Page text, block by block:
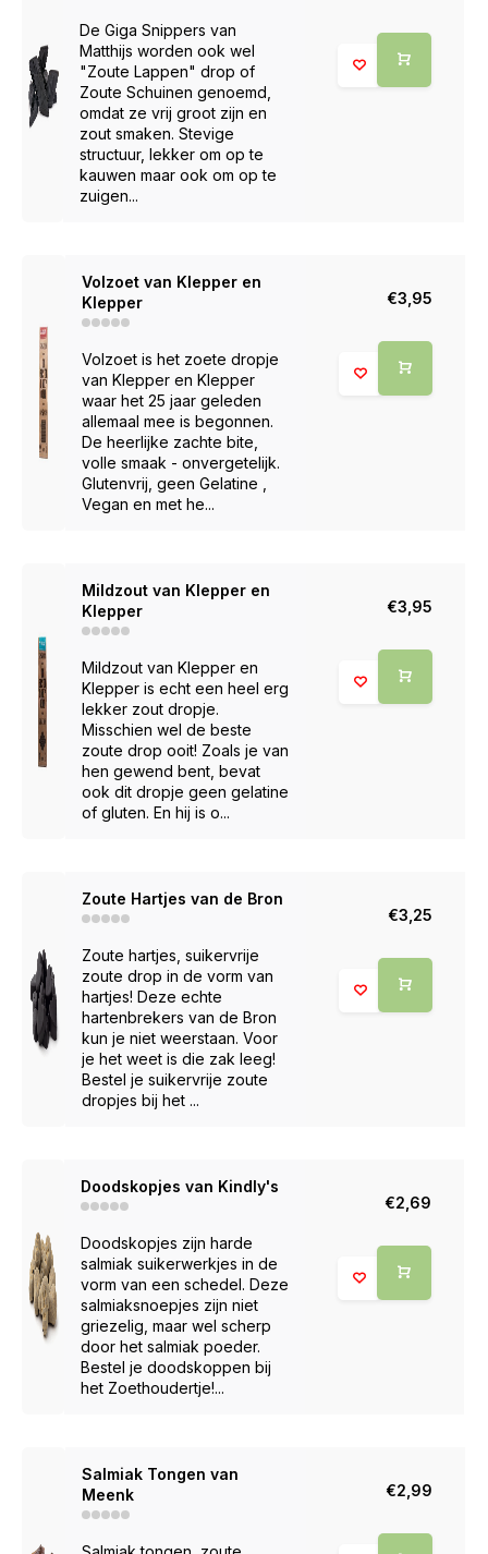
De Giga Snippers van
Matthijs worden ook wel
"Zoute Lappen" drop of
Zoute Schuinen genoemd,
omdat ze vrij groot zijn en
zout smaken. Stevige
structuur, lekker om op te
kauwen maar ook om op te
zuigen...
Volzoet van Klepper en
Klepper
Volzoet is het zoete dropje
van Klepper en Klepper
waar het 25 jaar geleden
allemaal mee is begonnen.
De heerlijke zachte bite,
volle smaak - onvergetelijk.
Glutenvrij, geen Gelatine ,
Vegan en met he...
€3,95
Mildzout van Klepper en
Klepper
Mildzout van Klepper en
Klepper is echt een heel erg
lekker zout dropje.
Misschien wel de beste
zoute drop ooit! Zoals je van
hen gewend bent, bevat
ook dit dropje geen gelatine
of gluten. En hij is o...
€3,95
Zoute Hartjes van de Bron
Zoute hartjes, suikervrije
zoute drop in de vorm van
hartjes! Deze echte
hartenbrekers van de Bron
kun je niet weerstaan. Voor
je het weet is die zak leeg!
Bestel je suikervrije zoute
dropjes bij het ...
€3,25
Doodskopjes van Kindly's
Doodskopjes zijn harde
salmiak suikerwerkjes in de
vorm van een schedel. Deze
salmiaksnoepjes zijn niet
griezelig, maar wel scherp
door het salmiak poeder.
Bestel je doodskoppen bij
het Zoethoudertje!...
€2,69
Salmiak Tongen van
Meenk
€2,99